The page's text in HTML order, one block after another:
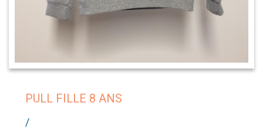
PULL FILLE 8 ANS
/